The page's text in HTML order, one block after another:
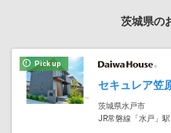
茨城県の
Pick up
茨城県水戸市
JR常磐線「水戸」駅